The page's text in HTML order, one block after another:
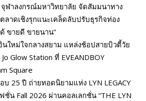
ฬาลงกรณ์มหาวิทยาลัย จัดสัมมนาทาง
ลาดเชิงรุกแนะเคล็ดลับปรับธุรกิจท่อง
ขายดี ขายนาน”
ใหม่ใจกลางสยาม แหล่งช้อปสายบิวตี้วัย
Glow Station ที่ EVEANDBOY
Square
บ 25 ปี ถ่ายทอดนิยามแห่ง LYN LEGACY
น Fall 2026 ผ่านคอลเลกชั่น “THE LYN